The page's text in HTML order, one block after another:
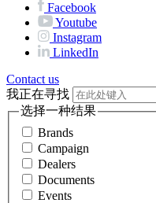
Facebook
Youtube
Instagram
LinkedIn
Contact us
我正在寻找
选择一种结果
Brands
Campaign
Dealers
Documents
Events